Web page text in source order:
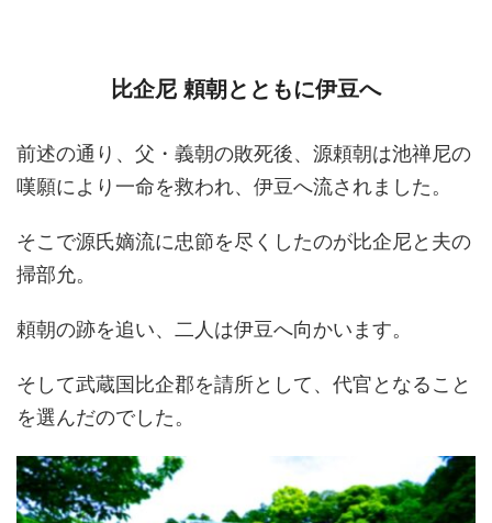
比企尼 頼朝とともに伊豆へ
前述の通り、父・義朝の敗死後、源頼朝は池禅尼の
嘆願により一命を救われ、伊豆へ流されました。
そこで源氏嫡流に忠節を尽くしたのが比企尼と夫の
掃部允。
頼朝の跡を追い、二人は伊豆へ向かいます。
そして武蔵国比企郡を請所として、代官となること
を選んだのでした。